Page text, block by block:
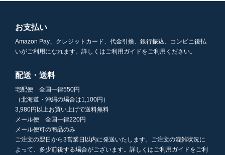
お支払い
Amazon Pay、クレジットカード、代金引換、銀行振込、コンビニ後払
いがご利用になれます。詳しくはご利用ガイドをご利用ください。
配送・送料
宅配便 全国一律550円
（北海道・沖縄の場合は1,100円）
3,980円以上お買い上げで送料無料
メール便 全国一律220円
メール便可の商品のみ
ご注文の翌日から3営業日以内に発送いたします。ご注文の混雑状況に
よって、多少前後する場合がございます。詳しくはご利用ガイドをご利